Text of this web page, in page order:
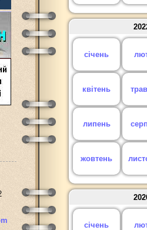
січень
квітень
липень
жовтень
січень